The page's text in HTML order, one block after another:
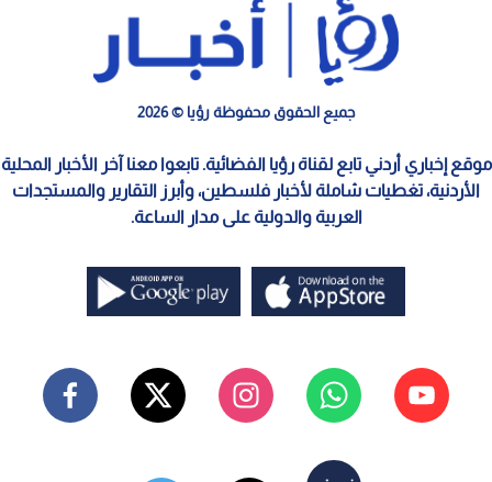
جميع الحقوق محفوظة رؤيا © 2026
موقع إخباري أردني تابع لقناة رؤيا الفضائية. تابعوا معنا آخر الأخبار المحلية
الأردنية، تغطيات شاملة لأخبار فلسطين، وأبرز التقارير والمستجدات
العربية والدولية على مدار الساعة.